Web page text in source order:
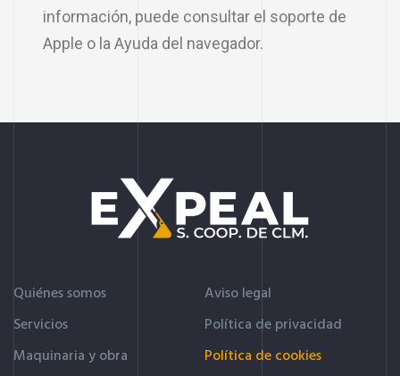
información, puede consultar el soporte de
Apple o la Ayuda del navegador.
Quiénes somos
Servicios
Maquinaria y obra
Aviso legal
Política de privacidad
Política de cookies